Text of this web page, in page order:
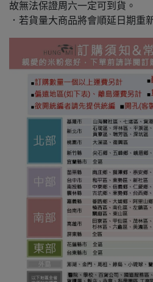
故無法保證周六一定可到貨。
．若貨量大商品將會順延日期重